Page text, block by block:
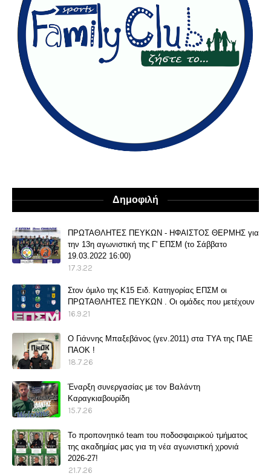
Δημοφιλή
ΠΡΩΤΑΘΛΗΤΕΣ ΠΕΥΚΩΝ - ΗΦΑΙΣΤΟΣ ΘΕΡΜΗΣ για
την 13η αγωνιστική της Γ' ΕΠΣΜ (το Σάββατο
19.03.2022 16:00)
17.3.22
Στον όμιλο της Κ15 Ειδ. Κατηγορίας ΕΠΣΜ οι
ΠΡΩΤΑΘΛΗΤΕΣ ΠΕΥΚΩΝ . Οι ομάδες που μετέχουν
16.9.21
O Γιάννης Μπαξεβάνος (γεν.2011) στα ΤΥΑ της ΠΑΕ
ΠΑΟΚ !
18.7.26
Έναρξη συνεργασίας με τον Βαλάντη
Καραγκιαβουρίδη
15.7.26
Το προπονητικό team του ποδοσφαιρικού τμήματος
της ακαδημίας μας για τη νέα αγωνιστική χρονιά
2026-27!
21.7.26